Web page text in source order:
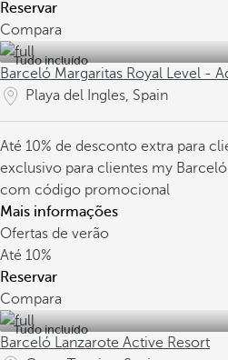
Reservar
Compara
Tudo incluído
Barceló Margaritas Royal Level -
Playa del Ingles, Spain
Até 10% de desconto extra para
exclusivo para clientes my Barceló
com código promocional
Mais informações
Ofertas de verão
Até 10%
Reservar
Compara
Tudo incluído
Barceló Lanzarote Active Resort